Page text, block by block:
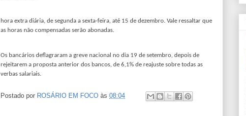
hora extra diária, de segunda a sexta-feira, até 15 de dezembro. Vale ressaltar que
as horas não compensadas serão abonadas.
Os bancários deflagraram a greve nacional no dia 19 de setembro, depois de
rejeitarem a proposta anterior dos bancos, de 6,1% de reajuste sobre todas as
verbas salariais.
Postado por ROSÁRIO EM FOCO às 08:04